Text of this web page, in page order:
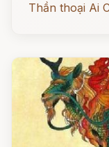
Thần thoại Ai